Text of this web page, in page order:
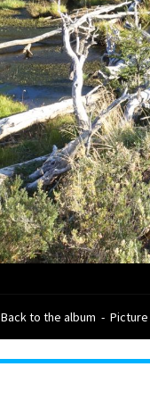
Back to the album -